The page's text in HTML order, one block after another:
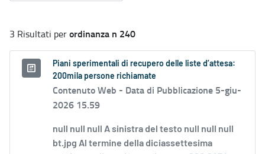
3 Risultati perordinanza n 240
Piani sperimentali di recupero delle liste d’attesa:
200mila persone richiamate
Contenuto Web - Data di Pubblicazione 5-giu-
2026 15.59
null null null A sinistra del testo null null null
bt.jpg Al termine della diciassettesima